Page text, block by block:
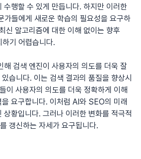
수행할 수 있게 만듭니다. 하지만 이러한
가들에게 새로운 학습의 필요성을 요구하
신 알고리즘에 대한 이해 없이는 향후
기 어렵습니다.
해 검색 엔진이 사용자의 의도를 더욱 잘
습니다. 이는 검색 결과의 품질을 향상시
이 사용자의 의도를 더욱 정확하게 이해
요구합니다. 이처럼 AI와 SEO의 미래
상황입니다. 그러나 이러한 변화를 적극적
갱신하는 자세가 요구됩니다.